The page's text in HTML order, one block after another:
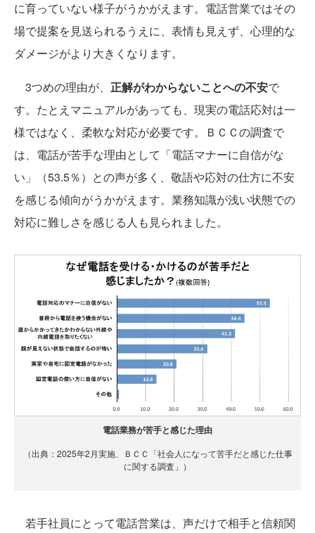
に育っていない様子がうかがえます。電話営業ではその
場で提案を見送られるうえに、表情も見えず、心理的な
ダメージがより大きくなります。
3つめの理由が、 正解がわからないことへの不安で
す。たとえマニュアルがあっても、現実の電話応対は一
様ではなく、柔軟な対応が必要です。ＢＣＣの調査で
は、電話が苦手な理由として「電話マナーに自信がな
い」（53.5％）との声が多く、敬語や応対の仕方に不安
を感じる傾向がうかがえます。業務知識が浅い状態での
対応に難しさを感じる人も見られました。
電話業務が苦手と感じた理由
（出典：2025年2月実施、ＢＣＣ「社会人になって苦手だと感じた仕事
に関する調査」）
若手社員にとって電話営業は、声だけで相手と信頼関